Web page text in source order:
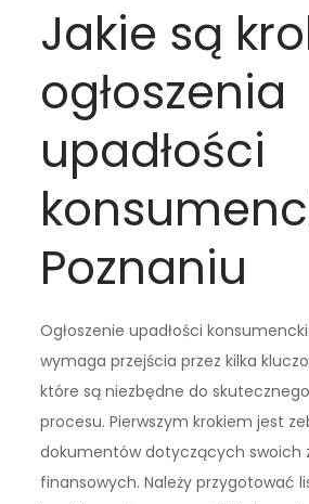
Jakie są
ogłoszenia
upadłości
Poznaniu
Ogłoszenie upadłości
wymaga przejścia przez kilka
które są niezbędne do
procesu. Pierwszym krokiem jest
dokumentów dotyczących swoich
finansowych. Należy przygotować